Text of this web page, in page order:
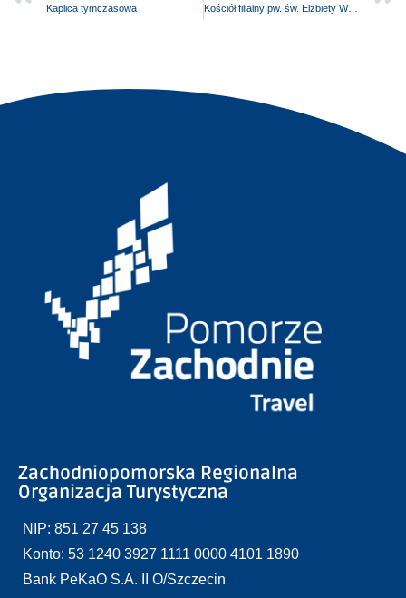
Kaplica tymczasowa Kościół filialny pw. św. Elżbiety Węgierskiej
Zachodniopomorska Regionalna
Organizacja Turystyczna
NIP: 851 27 45 138
Konto: 53 1240 3927 1111 0000 4101 1890
Bank PeKaO S.A. II O/Szczecin